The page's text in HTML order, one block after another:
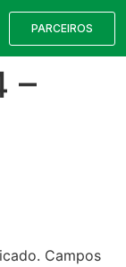
PARCEIROS
–
Campos